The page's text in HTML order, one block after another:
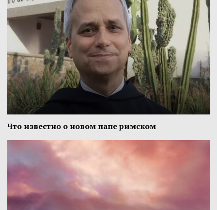
Что известно о новом папе римском